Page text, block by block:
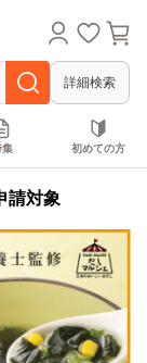
詳細検索
集 初めての方
請対象